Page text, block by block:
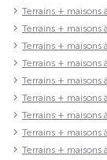
Terrains +
Terrains + maisons
Terrains + maisons
Terrains + maisons
Terrains + maisons
Terrains + maisons
Terrains + maisons
Terrains + maisons
Terrains + maisons